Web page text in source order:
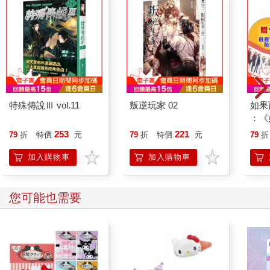
特殊傳說Ⅲ vol.11
79 折 特價 253 元
加入購物車
叛逆玩家 02
79 折 特價 221 元
加入購物車
如
：
喵
79 折
您可能也需要